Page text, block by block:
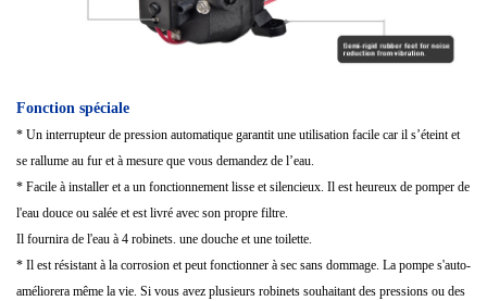
Fonction spéciale
* Un interrupteur de pression automatique garantit une utilisation facile car il s’éteint et
se rallume au fur et à mesure que vous demandez de l’eau.
* Facile à installer et a un fonctionnement lisse et silencieux. Il est heureux de pomper de
l'eau douce ou salée et est livré avec son propre filtre.
Il fournira de l'eau à 4 robinets. une douche et une toilette.
* Il est résistant à la corrosion et peut fonctionner à sec sans dommage. La pompe s'auto-
améliorera même la vie. Si vous avez plusieurs robinets souhaitant des pressions ou des